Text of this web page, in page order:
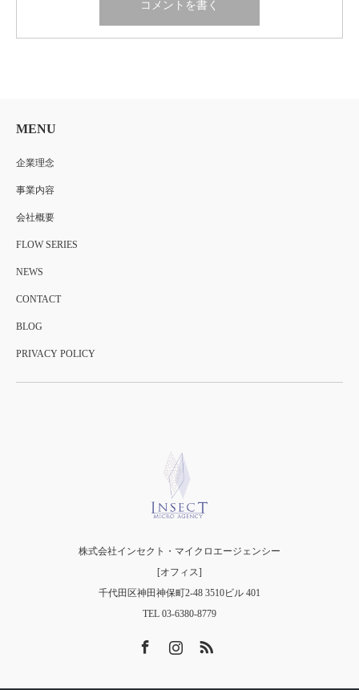
MENU
企業理念
事業内容
会社概要
FLOW SERIES
NEWS
CONTACT
BLOG
PRIVACY POLICY
株式会社インセクト・マイクロエージェンシー
[オフィス]
千代田区神田神保町2-48 3510ビル 401
TEL 03-6380-8779